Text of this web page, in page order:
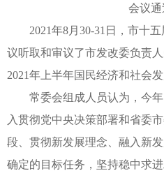
会议通
2021年8月30-31日，市十
议听取和审议了市发改委负责
2021年上半年国民经济和社会
常委会组成人员认为，今
入贯彻党中央决策部署和省委
段、贯彻新发展理念、融入新
确定的目标任务，坚持稳中求